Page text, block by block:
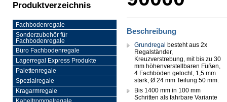
Produktverzeichnis
Fachbodenregale
Sonderzubehör für
Fachbodenregale
Büro Fachbodenregale
Lagerregal Express Produkte
Palettenregale
Spezialregale
Kragarmregale
Beschreibung
Grundregal besteht aus 2x
Regalständer,
Kreuzverstrebung, mit bis zu 30
mm höhenverstellbaren Füßen,
4 Fachböden gelocht, 1,5 mm
stark, Ø 24 mm Teilung 50 mm.
Bis 1400 mm in 100 mm
Schritten als fahrbare Variante